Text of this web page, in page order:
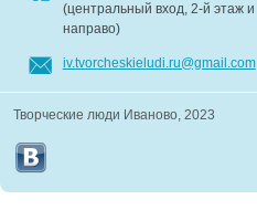
(центральный вход, 2-й этаж и
направо)
iv.tvorcheskieludi.ru@gmail.com
Творческие люди Иваново, 2023